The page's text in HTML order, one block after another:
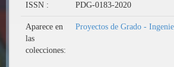
ISSN : PDG-0183-2020
Aparece en
las
colecciones:
Proyectos de Grado -